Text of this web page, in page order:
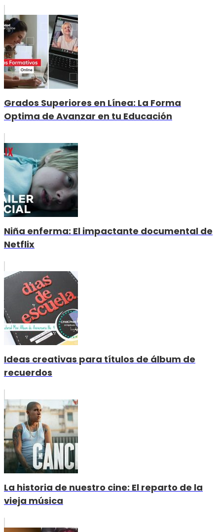
Grados Superiores en Línea: La Forma
Optima de Avanzar en tu Educación
Niña enferma: El impactante documental de
Netflix
Ideas creativas para títulos de álbum de
recuerdos
La historia de nuestro cine: El reparto de la
vieja música